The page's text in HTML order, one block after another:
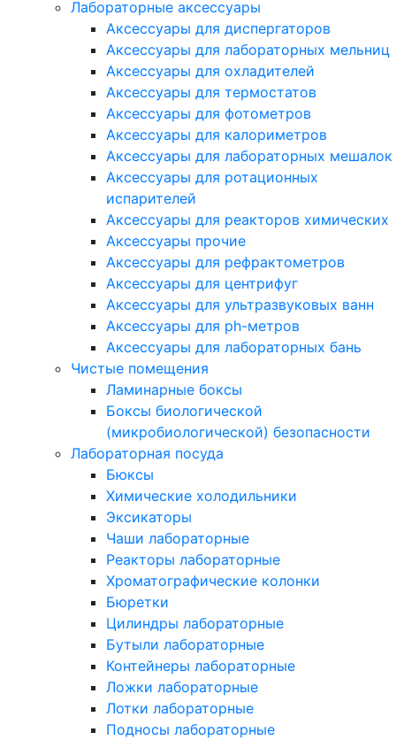
Лабораторные аксессуары
Аксессуары для диспергаторов
Аксессуары для лабораторных мельниц
Аксессуары для охладителей
Аксессуары для термостатов
Аксессуары для фотометров
Аксессуары для калориметров
Аксессуары для лабораторных мешалок
Аксессуары для ротационных
испарителей
Аксессуары для реакторов химических
Аксессуары прочие
Аксессуары для рефрактометров
Аксессуары для центрифуг
Аксессуары для ультразвуковых ванн
Аксессуары для ph-метров
Аксессуары для лабораторных бань
Чистые помещения
Ламинарные боксы
Боксы биологической
(микробиологической) безопасности
Лабораторная посуда
Бюксы
Химические холодильники
Эксикаторы
Чаши лабораторные
Реакторы лабораторные
Хроматографические колонки
Бюретки
Цилиндры лабораторные
Бутыли лабораторные
Контейнеры лабораторные
Ложки лабораторные
Лотки лабораторные
Подносы лабораторные